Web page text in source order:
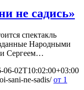
не садись»
спектакль
Народными
и Сергеем…
06-02T10:02:00+03:00
sani-ne-sadis/ от 1